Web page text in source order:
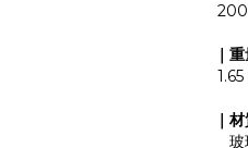
｜
｜
玻